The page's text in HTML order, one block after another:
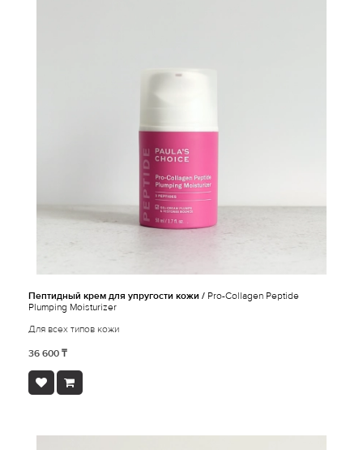
Пептидный крем для упругости кожи / Pro-Collagen Peptide
Plumping Moisturizer
Для всех типов кожи
36 600 ₸